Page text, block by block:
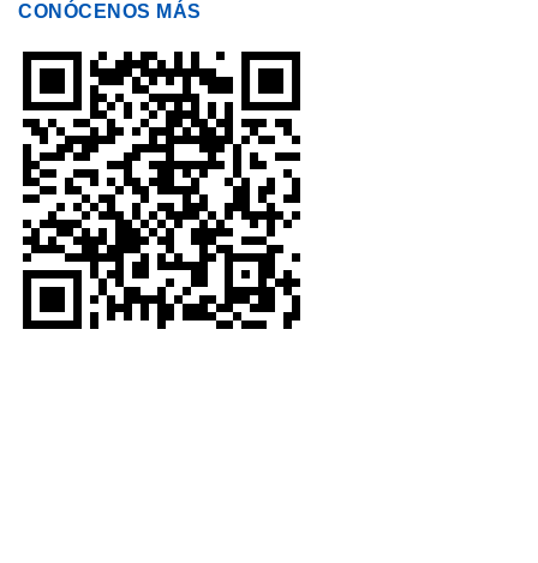
CONÓCENOS MÁS